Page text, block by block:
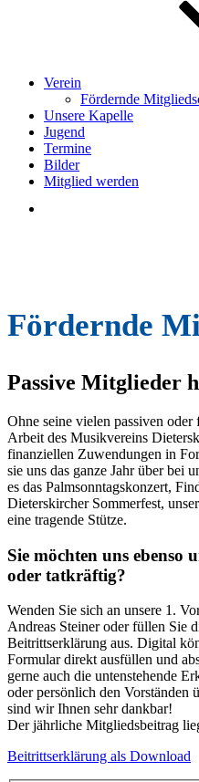
Verein
Fördernde
Unsere Kapelle
Jugend
Termine
Bilder
Mitglied werden
Fördernde
Passive Mitglieder
Ohne seine vielen passiven
Arbeit des Musikvereins
finanziellen Zuwendungen in
sie uns das ganze Jahr über bei
es das Palmsonntagskonzert,
Dieterskircher Sommerfest,
eine tragende Stütze.
Sie möchten uns ebenso
oder tatkräftig?
Wenden Sie sich an unsere 1.
Andreas Steiner oder füllen Sie
Beitrittserklärung aus. Digital
Formular direkt ausfüllen und
gerne auch die untenstehende
oder persönlich den Vorständen
sind wir Ihnen sehr dankbar!
Der jährliche Mitgliedsbeitrag
Beitrittserklärung als Download